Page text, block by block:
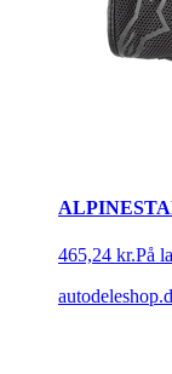
465,24 kr.På